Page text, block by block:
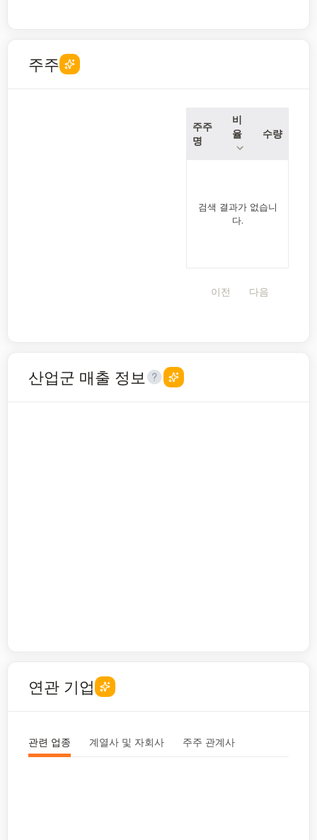
주주
주주
명
비
율
수량
검색 결과가 없습니
다.
이전 다음
산업군 매출 정보
연관 기업
관련 업종 계열사 및 자회사 주주 관계사